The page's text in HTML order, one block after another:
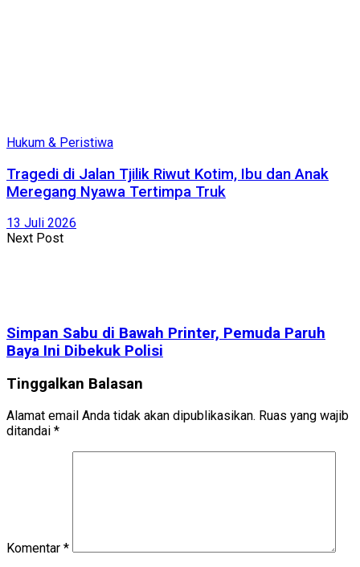
Hukum & Peristiwa
Tragedi di Jalan Tjilik Riwut Kotim, Ibu dan Anak
Meregang Nyawa Tertimpa Truk
13 Juli 2026
Next Post
Simpan Sabu di Bawah Printer, Pemuda Paruh
Baya Ini Dibekuk Polisi
Tinggalkan Balasan
Alamat email Anda tidak akan dipublikasikan. Ruas yang wajib
ditandai *
Komentar *